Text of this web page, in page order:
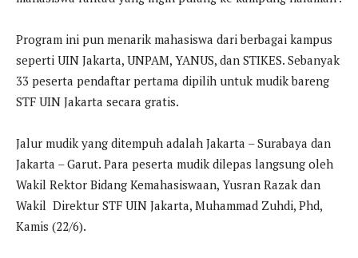
Program ini pun menarik mahasiswa dari berbagai kampus
seperti UIN Jakarta, UNPAM, YANUS, dan STIKES. Sebanyak
33 peserta pendaftar pertama dipilih untuk mudik bareng
STF UIN Jakarta secara gratis.
Jalur mudik yang ditempuh adalah Jakarta – Surabaya dan
Jakarta – Garut. Para peserta mudik dilepas langsung oleh
Wakil Rektor Bidang Kemahasiswaan, Yusran Razak dan
Wakil Direktur STF UIN Jakarta, Muhammad Zuhdi, Phd,
Kamis (22/6).